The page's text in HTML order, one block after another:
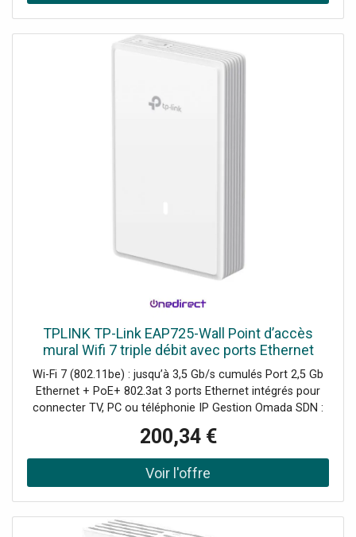
web ou l'application Omada. Demander un audit de
TPLINK TP-Link EAP725-Wall Point d’accès
mural Wifi 7 triple débit avec ports Ethernet
2,5G, PoE et gestion centralisée, idéal pour
profiter de hautes
Wi-Fi 7 (802.11be) : jusqu’à 3,5 Gb/s cumulés Port 2,5 Gb
Ethernet + PoE+ 802.3at 3 ports Ethernet intégrés pour
connecter TV, PC ou téléphonie IP Gestion Omada SDN :
(23,9 mm), idéal pour hôtels et bureaux Fonction Mesh,
roaming fluide et optimisation automatique des canaux
Sécurité avancée : WPA3, VLAN, portail captif, détection
rogue AP Installation rapide : remplacement direct des
200,34 €